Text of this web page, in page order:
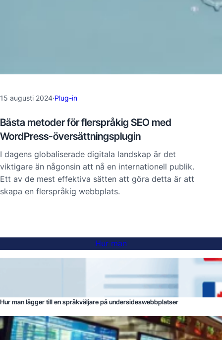
15 augusti 2024·Plug-in
Bästa metoder för flerspråkig SEO med
WordPress-översättningsplugin
I dagens globaliserade digitala landskap är det
viktigare än någonsin att nå en internationell publik.
Ett av de mest effektiva sätten att göra detta är att
skapa en flerspråkig webbplats.
Hur man
Hur man lägger till en språkväljare på undersideswebbplatser